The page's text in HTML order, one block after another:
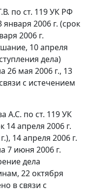
по ст. 119УК РФ
2006 г. (срок
2006 г.
10 апреля
дела)
26 мая 2006 г., 13
с истечением
А.С. по ст. 119УК
14 апреля 2006 г.
14 апреля 2006 г.
7 июня 2006 г.
дела
22 октября
в связи с